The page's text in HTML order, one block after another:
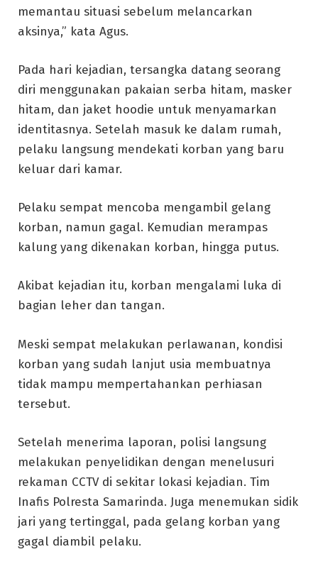
memantau situasi sebelum melancarkan
aksinya,” kata Agus.
Pada hari kejadian, tersangka datang seorang
diri menggunakan pakaian serba hitam, masker
hitam, dan jaket hoodie untuk menyamarkan
identitasnya. Setelah masuk ke dalam rumah,
pelaku langsung mendekati korban yang baru
keluar dari kamar.
Pelaku sempat mencoba mengambil gelang
korban, namun gagal. Kemudian merampas
kalung yang dikenakan korban, hingga putus.
Akibat kejadian itu, korban mengalami luka di
bagian leher dan tangan.
Meski sempat melakukan perlawanan, kondisi
korban yang sudah lanjut usia membuatnya
tidak mampu mempertahankan perhiasan
tersebut.
Setelah menerima laporan, polisi langsung
melakukan penyelidikan dengan menelusuri
rekaman CCTV di sekitar lokasi kejadian. Tim
Inafis Polresta Samarinda. Juga menemukan sidik
jari yang tertinggal, pada gelang korban yang
gagal diambil pelaku.